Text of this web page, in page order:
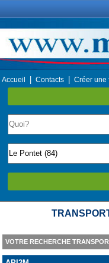
Accueil Contacts Créer une
VOTRE RECHERCHE